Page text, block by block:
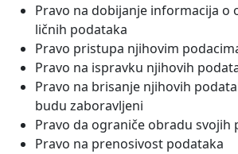
Pravo na dobijanje informacija o
ličnih podataka
Pravo pristupa njihovim
Pravo na ispravku njihovih
Pravo na brisanje njihovih
budu zaboravljeni
Pravo da ograniče obradu svojih
Pravo na prenosivost podataka